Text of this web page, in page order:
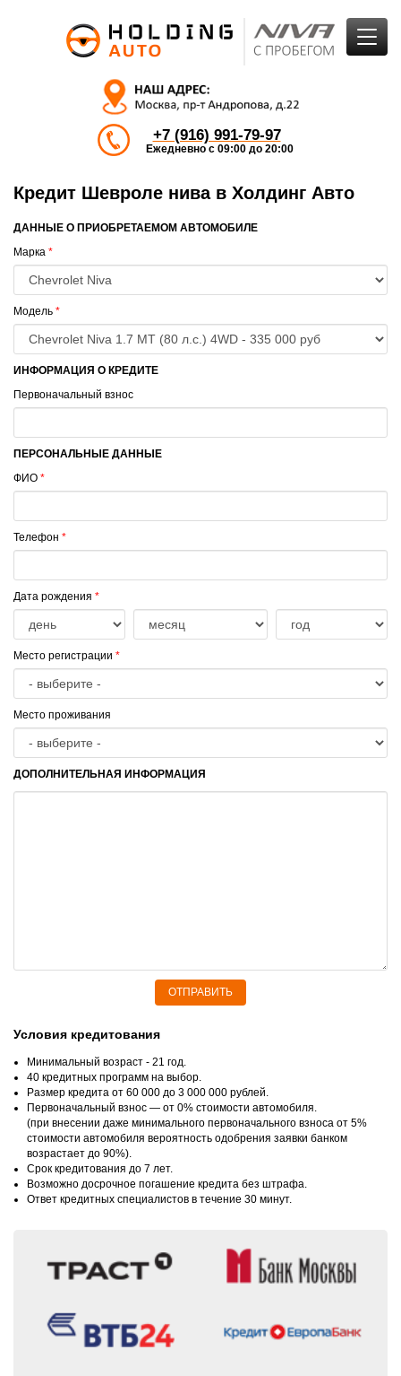
+7 (916) 991-79-97
Ежедневно с 09:00 до 20:00
Кредит Шевроле нива в Холдинг Авто
ДАННЫЕ О ПРИОБРЕТАЕМОМ АВТОМОБИЛЕ
Марка *
Модель *
ИНФОРМАЦИЯ О КРЕДИТЕ
Первоначальный взнос
ПЕРСОНАЛЬНЫЕ ДАННЫЕ
ФИО *
Телефон *
Дата рождения *
Место регистрации *
Место проживания
ДОПОЛНИТЕЛЬНАЯ ИНФОРМАЦИЯ
ОТПРАВИТЬ
Условия кредитования
Минимальный возраст - 21 год.
40 кредитных программ на выбор.
Размер кредита от 60 000 до 3 000 000 рублей.
Первоначальный взнос — от 0% стоимости автомобиля.
(при внесении даже минимального первоначального взноса от 5%
стоимости автомобиля вероятность одобрения заявки банком
возрастает до 90%).
Срок кредитования до 7 лет.
Возможно досрочное погашение кредита без штрафа.
Ответ кредитных специалистов в течение 30 минут.